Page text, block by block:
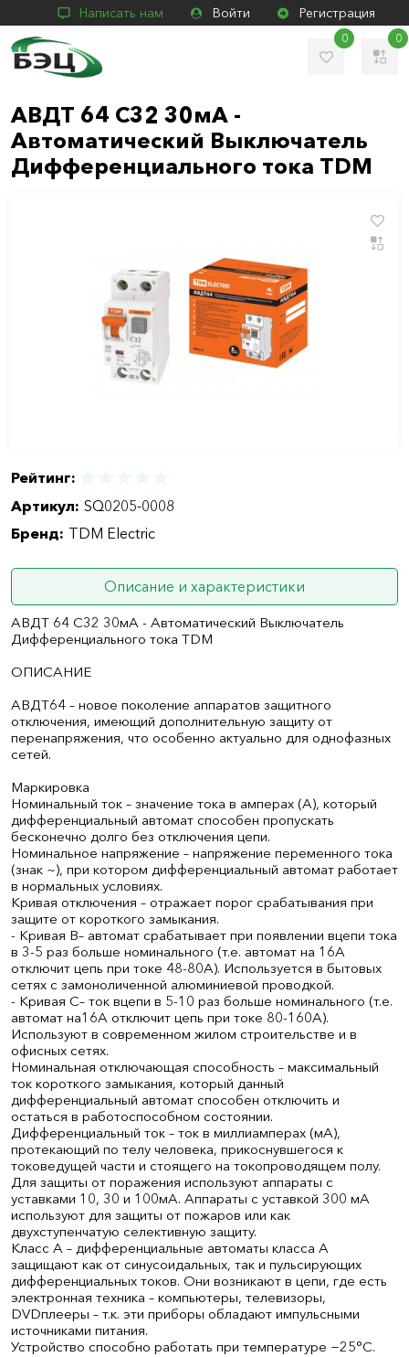
Написать нам Войти Регистрация
0 0
АВДТ 64 С32 30мА -
Автоматический Выключатель
Дифференциального тока TDM
Рейтинг:
Артикул: SQ0205-0008
Бренд: TDM Electric
Описание и характеристики
АВДТ 64 С32 30мА - Автоматический Выключатель
Дифференциального тока TDM
ОПИСАНИЕ
АВДТ64 – новое поколение аппаратов защитного
отключения, имеющий дополнительную защиту от
перенапряжения, что особенно актуально для однофазных
сетей.
Маркировка
Номинальный ток – значение тока в амперах (А), который
дифференциальный автомат способен пропускать
бесконечно долго без отключения цепи.
Номинальное напряжение – напряжение переменного тока
(знак ~), при котором дифференциальный автомат работает
в нормальных условиях.
Кривая отключения – отражает порог срабатывания при
защите от короткого замыкания.
- Кривая B– автомат срабатывает при появлении вцепи тока
в 3-5 раз больше номинального (т.е. автомат на 16А
отключит цепь при токе 48-80А). Используется в бытовых
сетях с замоноличенной алюминиевой проводкой.
- Кривая С– ток вцепи в 5-10 раз больше номинального (т.е.
автомат на16А отключит цепь при токе 80-160А).
Используют в современном жилом строительстве и в
офисных сетях.
Номинальная отключающая способность – максимальный
ток короткого замыкания, который данный
дифференциальный автомат способен отключить и
остаться в работоспособном состоянии.
Дифференциальный ток – ток в миллиамперах (мА),
протекающий по телу человека, прикоснувшегося к
токоведущей части и стоящего на токопроводящем полу.
Для защиты от поражения используют аппараты с
уставками 10, 30 и 100мА. Аппараты с уставкой 300 мА
используют для защиты от пожаров или как
двухступенчатую селективную защиту.
Класс А – дифференциальные автоматы класса А
защищают как от синусоидальных, так и пульсирующих
дифференциальных токов. Они возникают в цепи, где есть
электронная техника – компьютеры, телевизоры,
DVDплееры – т.к. эти приборы обладают импульсными
источниками питания.
Устройство способно работать при температуре −25°С.